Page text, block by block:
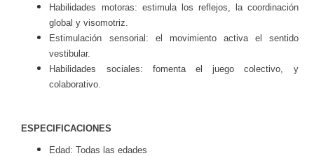
Habilidades motoras: estimula los reflejos, la coordinación
global y visomotriz.
Estimulación sensorial: el movimiento activa el sentido
vestibular.
Habilidades sociales: fomenta el juego colectivo, y
colaborativo.
ESPECIFICACIONES
Edad: Todas las edades